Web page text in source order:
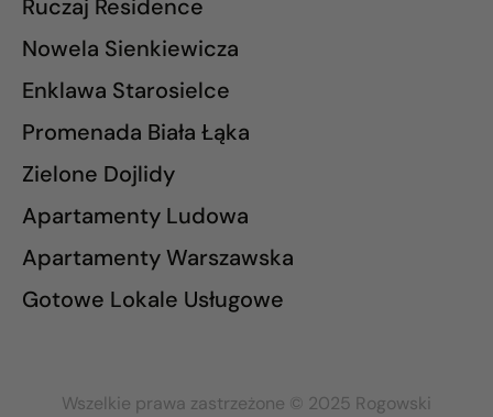
Ruczaj Residence
Nowela Sienkiewicza
Enklawa Starosielce
Promenada Biała Łąka
Zielone Dojlidy
Apartamenty Ludowa
Apartamenty Warszawska
Gotowe Lokale Usługowe
Wszelkie prawa zastrzeżone © 2025 Rogowski